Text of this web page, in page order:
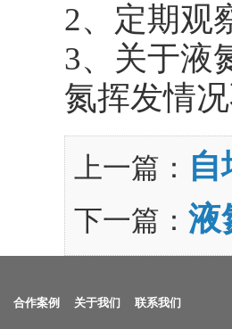
2、定期观
3、关于液
氮挥发情
上一篇：
下一篇： 液
合作案例 关于我们 联系我们